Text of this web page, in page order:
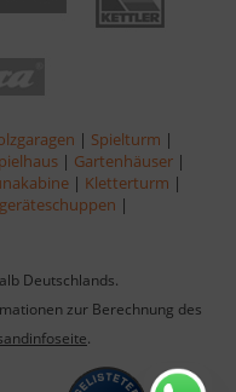
| Spielturm |
| Gartenhäuser |
| Kletterturm |
|
Deutschlands.
zur Berechnung des
.